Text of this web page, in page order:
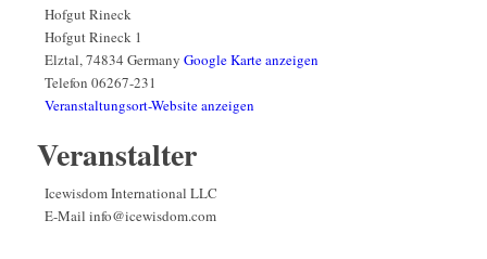
Hofgut Rineck
Hofgut Rineck 1
Elztal,74834 Germany Google Karte anzeigen
Telefon 06267-231
Veranstaltungsort-Website anzeigen
Veranstalter
Icewisdom International LLC
E-Mail info@icewisdom.com